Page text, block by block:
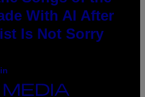
With AI After
Is Not Sorry